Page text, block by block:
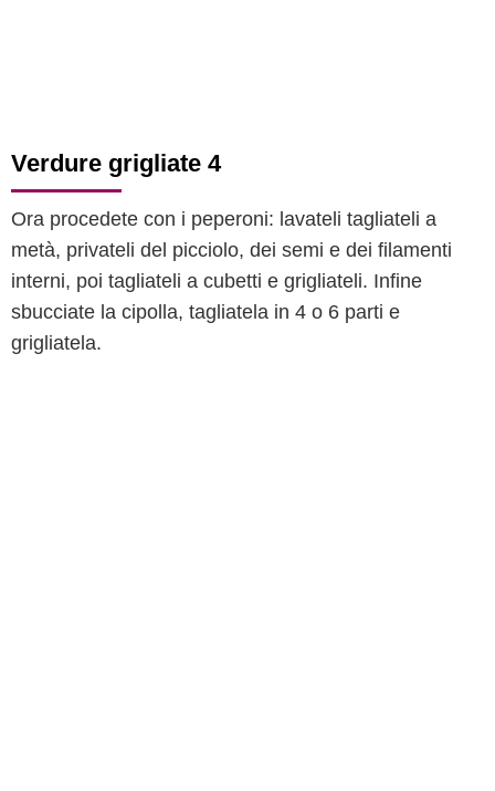
Verdure grigliate 4
Ora procedete con i peperoni: lavateli tagliateli a
metà, privateli del picciolo, dei semi e dei filamenti
interni, poi tagliateli a cubetti e grigliateli. Infine
sbucciate la cipolla, tagliatela in 4 o 6 parti e
grigliatela.